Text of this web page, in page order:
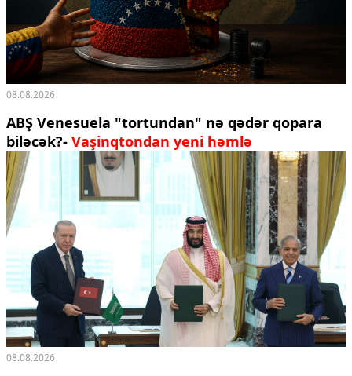
08.08.2026
ABŞ Venesuela "tortundan" nə qədər qopara
biləcək?- Vaşinqtondan yeni həmlə
08.08.2026